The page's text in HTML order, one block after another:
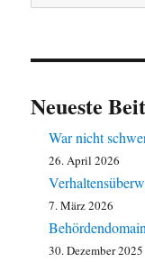
Neueste
War nicht
26. April 2026
7. März 2026
30. Dezember 2025